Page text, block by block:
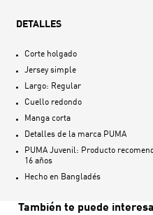
DETALLES
Corte holgado
Jersey simple
Largo: Regular
Cuello redondo
Manga corta
Detalles de la marca PUMA
PUMA Juvenil: Producto
16 años
Hecho en Bangladés
También te puede